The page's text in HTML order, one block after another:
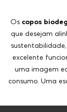
Os copos
que desejam
excelente
uma imagem
consumo. Uma